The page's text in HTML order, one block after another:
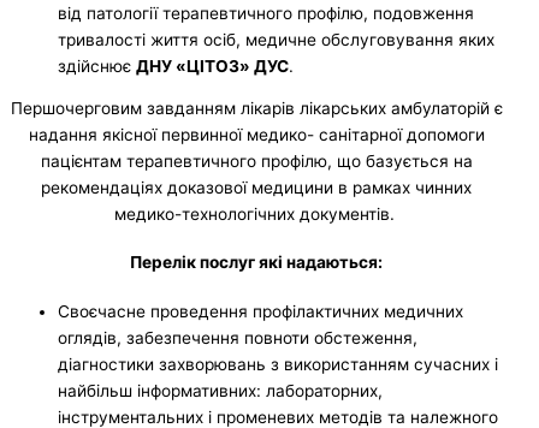
від патології терапевтичного профілю, подовження
тривалості життя осіб, медичне обслуговування яких
здійснює ДНУ «ЦІТОЗ» ДУС.
Першочерговим завданням лікарів лікарських амбулаторій є
надання якісної первинної медико- санітарної допомоги
пацієнтам терапевтичного профілю, що базується на
рекомендаціях доказової медицини в рамках чинних
медико-технологічних документів.
Перелік послуг які надаються:
Своєчасне проведення профілактичних медичних
оглядів, забезпечення повноти обстеження,
діагностики захворювань з використанням сучасних і
найбільш інформативних: лабораторних,
інструментальних і променевих методів та належного